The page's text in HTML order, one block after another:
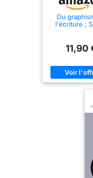
Du
l'écriture ;
11,90